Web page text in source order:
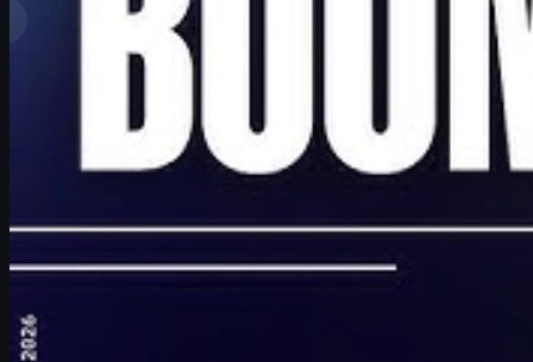
En İyi Sıralamalar